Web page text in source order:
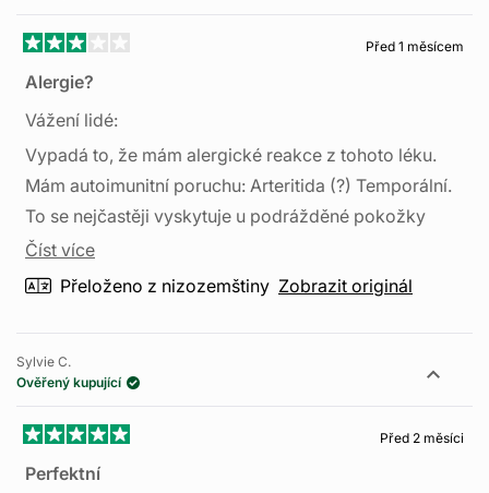
3
5
hvězdiček
Před 1 měsícem
Alergie?
Vážení lidé:
Vypadá to, že mám alergické reakce z tohoto léku.
Mám autoimunitní poruchu: Arteritida (?) Temporální.
To se nejčastěji vyskytuje u podrážděné pokožky
hlavy. Nyní používám vaši péči o pleť pro mé vlasy.
Když jsou moje vlasy vlhké, snadno se nanáší.
S pozdravem, Petter Brouwers.
Číst víceČíst
více
Přeloženo z nizozemštiny Zobrazit originál
Sylvie C.
Ověřený kupující
5
Před 2 měsíci
Perfektní